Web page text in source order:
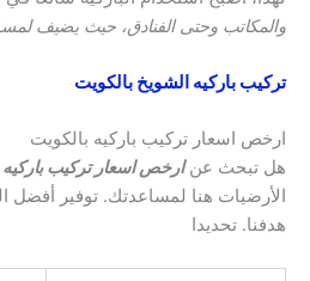
والمكاتب وحتى الفنادق، حيث يضيف
تركيب باركيه الشويخ بالكويت
ارخص اسعار تركيب باركيه بالكويت
هل تبحث عنارخص اسعار تركيب
الأرضيات هنا لمساعدتك. توفير أفضل
هدفنا. تحديدا